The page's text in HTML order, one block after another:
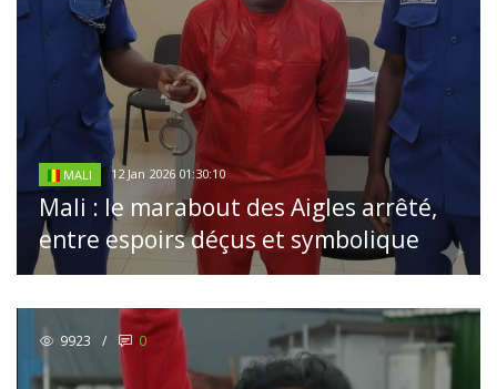
MALI 12 Jan 2026 01:30:10
Mali : le marabout des Aigles arrêté,
entre espoirs déçus et symbolique
9923 / 0